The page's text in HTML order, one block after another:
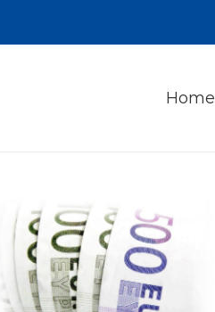
Home